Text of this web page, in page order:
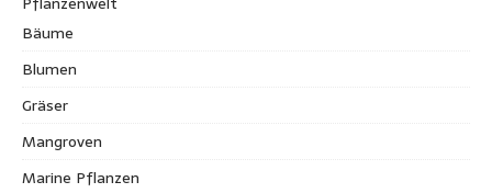
Bäume
Blumen
Gräser
Mangroven
Marine Pflanzen